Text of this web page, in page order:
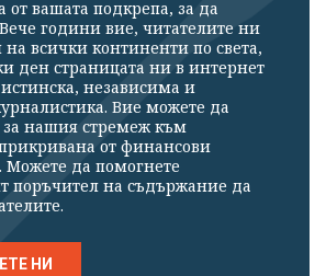
вашата подкрепа, за да
години вие, читателите ни
всички континенти по света,
ден страницата ни в интернет
независима и
Вие можете да
за нашия стремеж към
от финансови
Можете да помогнете
поръчител на съдържание да
НИ